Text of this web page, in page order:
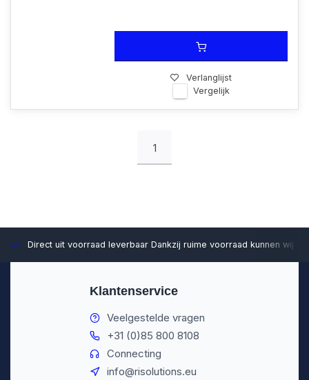
Verlanglijst
Vergelijk
1
Direct uit voorraad leverbaar Dankzij ruime voorraad kunnen wij
Klantenservice
Veelgestelde vragen
+31 (0)85 800 8108
Connecting
info@risolutions.eu